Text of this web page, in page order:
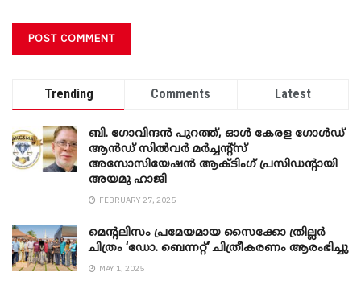
Trending Comments Latest
ബി. ​ഗോവിന്ദൻ പുറത്ത്, ഓൾ കേരള ഗോൾഡ്
ആൻഡ് സിൽവർ മർച്ചന്റ്സ്
അസോസിയേഷൻ ആക്ടിംഗ് പ്രസിഡന്റായി
അയമു ഹാജി
FEBRUARY 27, 2025
മെന്‍റലിസം പ്രമേയമായ സൈക്കോ ത്രില്ലർ
ചിത്രം ‘ഡോ. ബെന്നറ്റ്’ ചിത്രീകരണം ആരംഭിച്ചു
MAY 1, 2025